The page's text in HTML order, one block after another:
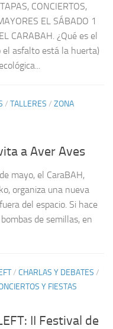
CONCIERTOS,
EL SÁBADO 1
CARABAH. ¿Qué es el
el asfalto está la huerta)
/ TALLERES / ZONA
a Aver Aves
mayo, el CaraBAH,
organiza una nueva
del espacio. Si hace
de semillas, en
/ CHARLAS Y DEBATES /
Y FIESTAS
II Festival de